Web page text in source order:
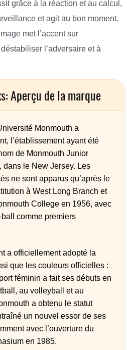
grâce à la réaction et au calcul,
et agit au bon moment.
met l’accent sur
l’adversaire et à
Aperçu de la marque
Monmouth a
l’établissement ayant été
de Monmouth Junior
le New Jersey. Les
ne sont apparus qu’après le
à West Long Branch et
College en 1956, avec
comme premiers
a officiellement adopté la
que les couleurs officielles :
féminin a fait ses débuts en
au volleyball et au
a obtenu le statut
un nouvel essor de ses
avec l’ouverture du
en 1985.